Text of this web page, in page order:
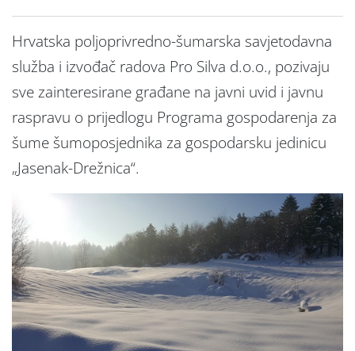
Hrvatska poljoprivredno-šumarska savjetodavna
služba i izvođač radova Pro Silva d.o.o., pozivaju
sve zainteresirane građane na javni uvid i javnu
raspravu o prijedlogu Programa gospodarenja za
šume šumoposjednika za gospodarsku jedinicu
„Jasenak-Drežnica“.